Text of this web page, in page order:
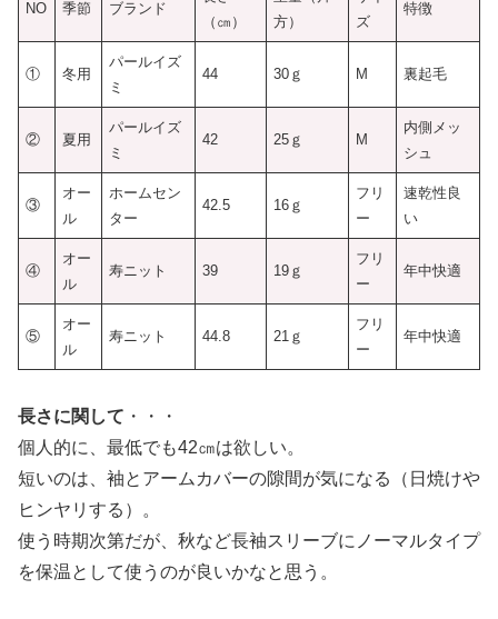
NO 季節 ブランド
（㎝）
方）
ズ
特徴
① 冬用
パールイズ
ミ
44 30ｇ M 裏起毛
② 夏用
パールイズ
ミ
42 25ｇ M
内側メッ
シュ
③
オー
ル
ホームセン
ター
42.5 16ｇ
フリ
ー
速乾性良
い
④
オー
ル
寿ニット 39 19ｇ
フリ
ー
年中快適
⑤
オー
ル
寿ニット 44.8 21ｇ
フリ
ー
年中快適
長さに関して ・・・
個人的に、最低でも42㎝は欲しい。
短いのは、袖とアームカバーの隙間が気になる（日焼けや
ヒンヤリする）。
使う時期次第だが、秋など長袖スリーブにノーマルタイプ
を保温として使うのが良いかなと思う。